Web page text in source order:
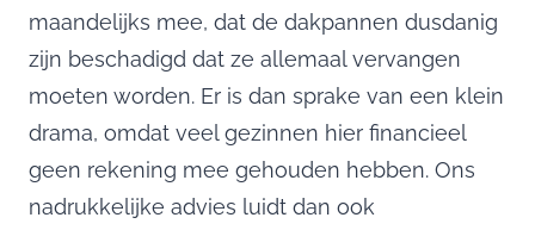
maandelijks mee, dat de dakpannen dusdanig
zijn beschadigd dat ze allemaal vervangen
moeten worden. Er is dan sprake van een klein
drama, omdat veel gezinnen hier financieel
geen rekening mee gehouden hebben. Ons
nadrukkelijke advies luidt dan ook